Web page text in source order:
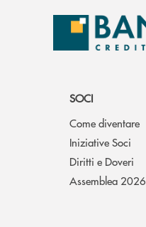
SOCI
Come diventare
Iniziative Soci
Diritti e Doveri
Assemblea 2026